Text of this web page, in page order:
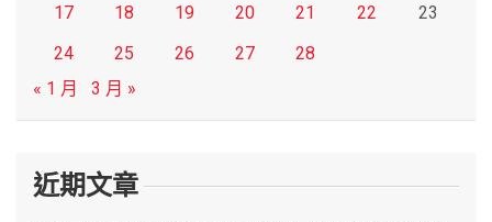
17
18 19 20 21 22
23
24
25 26 27
28
« 1 月
3 月 »
近期文章